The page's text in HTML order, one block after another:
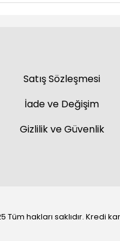
Satış Sözleşmesi
İade ve Değişim
Gizlilik ve Güvenlik
Tüm hakları saklıdır. Kredi